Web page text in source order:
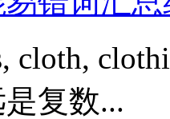
cloth,
复数...